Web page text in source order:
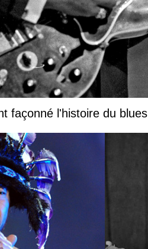
façonné l'histoire du blues